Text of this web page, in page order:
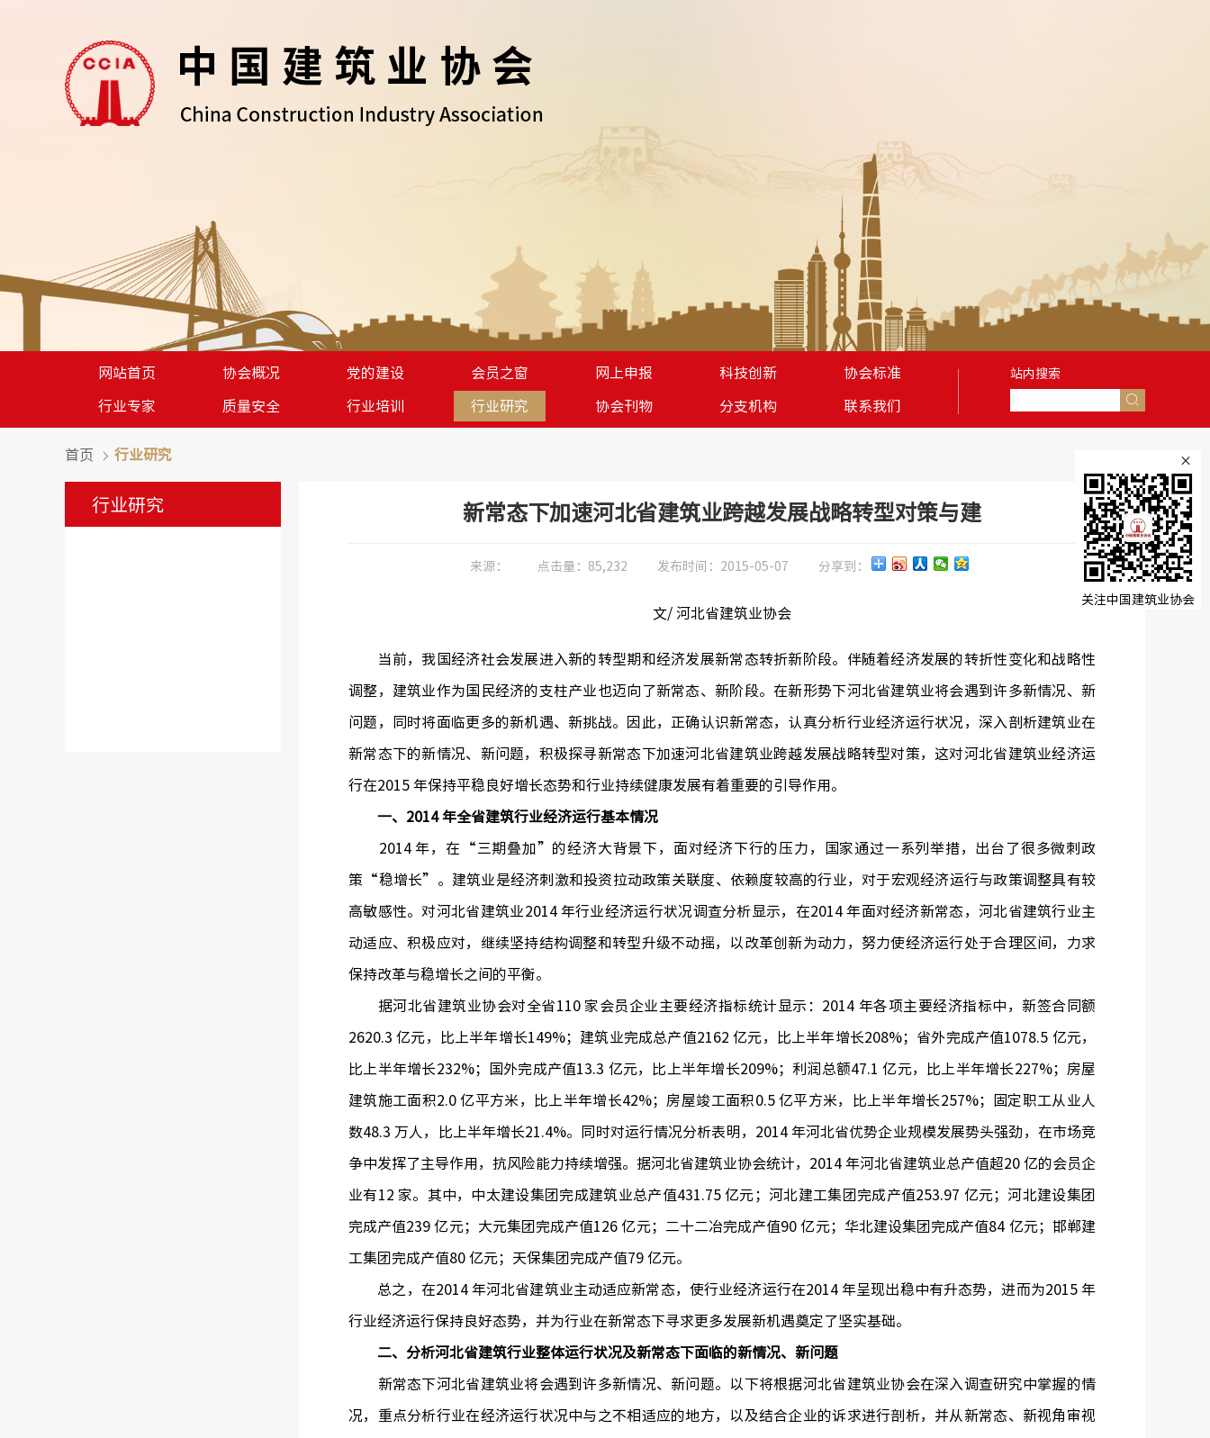
网站首页 协会概况 党的建设 会员之窗 网上申报 科技创新 协会标准
行业专家 质量安全 行业培训 行业研究 协会刊物 分支机构 联系我们
站内搜索
首页 行业研究
行业研究 新常态下加速河北省建筑业跨越发展战略转型对策与建
来源： 点击量： 85,232 发布时间： 2015-05-07 分享到：
文/ 河北省建筑业协会
当前，我国经济社会发展进入新的转型期和经济发展新常态转折新阶段。伴随着经济发展的转折性变化和战略性
调整，建筑业作为国民经济的支柱产业也迈向了新常态、新阶段。在新形势下河北省建筑业将会遇到许多新情况、新
问题，同时将面临更多的新机遇、新挑战。因此，正确认识新常态，认真分析行业经济运行状况，深入剖析建筑业在
新常态下的新情况、新问题，积极探寻新常态下加速河北省建筑业跨越发展战略转型对策，这对河北省建筑业经济运
行在2015 年保持平稳良好增长态势和行业持续健康发展有着重要的引导作用。
一、2014 年全省建筑行业经济运行基本情况
2014 年，在“三期叠加”的经济大背景下，面对经济下行的压力，国家通过一系列举措，出台了很多微刺政
策“稳增长”。建筑业是经济刺激和投资拉动政策关联度、依赖度较高的行业，对于宏观经济运行与政策调整具有较
高敏感性。对河北省建筑业2014 年行业经济运行状况调查分析显示，在2014 年面对经济新常态，河北省建筑行业主
动适应、积极应对，继续坚持结构调整和转型升级不动摇，以改革创新为动力，努力使经济运行处于合理区间，力求
保持改革与稳增长之间的平衡。
据河北省建筑业协会对全省110 家会员企业主要经济指标统计显示：2014 年各项主要经济指标中，新签合同额
2620.3 亿元，比上半年增长149%；建筑业完成总产值2162 亿元，比上半年增长208%；省外完成产值1078.5 亿元，
比上半年增长232%；国外完成产值13.3 亿元，比上半年增长209%；利润总额47.1 亿元，比上半年增长227%；房屋
建筑施工面积2.0 亿平方米，比上半年增长42%；房屋竣工面积0.5 亿平方米，比上半年增长257%；固定职工从业人
数48.3 万人，比上半年增长21.4%。同时对运行情况分析表明，2014 年河北省优势企业规模发展势头强劲，在市场竞
争中发挥了主导作用，抗风险能力持续增强。据河北省建筑业协会统计，2014 年河北省建筑业总产值超20 亿的会员企
业有12 家。其中，中太建设集团完成建筑业总产值431.75 亿元；河北建工集团完成产值253.97 亿元；河北建设集团
完成产值239 亿元；大元集团完成产值126 亿元；二十二冶完成产值90 亿元；华北建设集团完成产值84 亿元；邯郸建
工集团完成产值80 亿元；天保集团完成产值79 亿元。
总之，在2014 年河北省建筑业主动适应新常态，使行业经济运行在2014 年呈现出稳中有升态势，进而为2015 年
行业经济运行保持良好态势，并为行业在新常态下寻求更多发展新机遇奠定了坚实基础。
二、分析河北省建筑行业整体运行状况及新常态下面临的新情况、新问题
新常态下河北省建筑业将会遇到许多新情况、新问题。以下将根据河北省建筑业协会在深入调查研究中掌握的情
况，重点分析行业在经济运行状况中与之不相适应的地方，以及结合企业的诉求进行剖析，并从新常态、新视角审视
×
关注中国建筑业协会